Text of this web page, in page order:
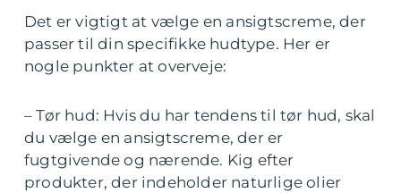
Det er vigtigt at vælge en ansigtscreme, der
passer til din specifikke hudtype. Her er
nogle punkter at overveje:
– Tør hud: Hvis du har tendens til tør hud, skal
du vælge en ansigtscreme, der er
fugtgivende og nærende. Kig efter
produkter, der indeholder naturlige olier